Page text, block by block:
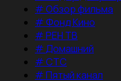
#Обзор фильма
#Фонд Кино
#РЕН ТВ
#Домашний
#СТС
#Пятый канал